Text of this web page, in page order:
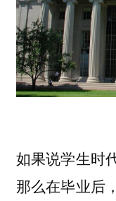
如果说学生时
那么在毕业后